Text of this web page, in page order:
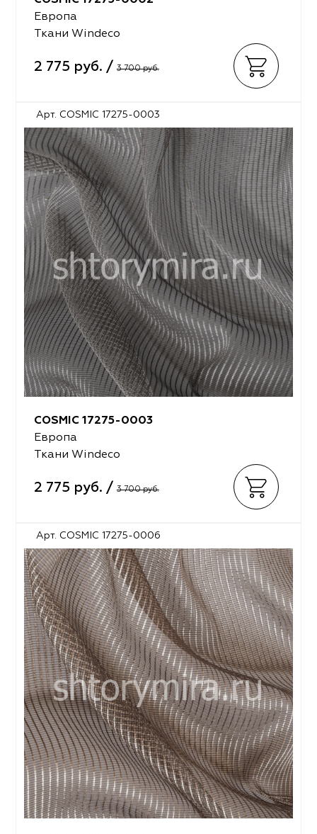
Европа
Ткани Windeco
2 775 руб. / 3 700 руб.
Арт. COSMIC 17275-0003
COSMIC 17275-0003
Европа
Ткани Windeco
2 775 руб. / 3 700 руб.
Арт. COSMIC 17275-0006